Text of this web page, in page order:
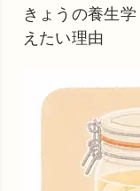
きょうの養生
えたい理由